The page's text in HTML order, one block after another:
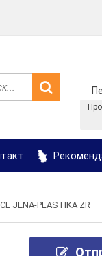
JENA-PLASTIKA ZR